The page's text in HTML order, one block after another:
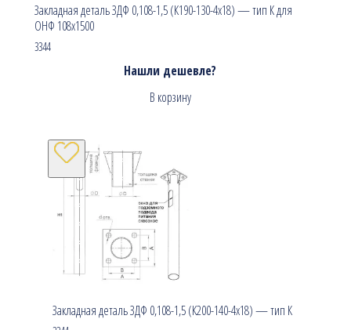
Закладная деталь ЗДФ 0,108-1,5 (К190-130-4х18) — тип К для
ОНФ 108х1500
3344
Нашли дешевле?
В корзину
Закладная деталь ЗДФ 0,108-1,5 (К200-140-4х18) — тип К